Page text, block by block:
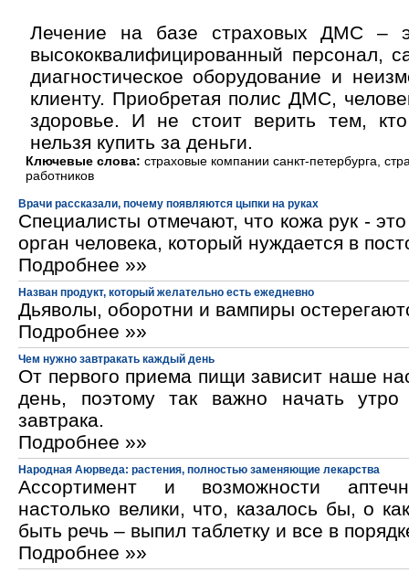
Лечение на базе страховых ДМС –
высококвалифицированный персонал,
диагностическое оборудование и
клиенту. Приобретая полис ДМС,
здоровье. И не стоит верить тем,
нельзя купить за деньги.
Ключевые слова: страховые компании санкт-петербурга,
работников
Врачи рассказали, почему появляются цыпки на руках
Специалисты отмечают, что кожа рук -
орган человека, который нуждается в
Подробнее »»
Назван продукт, который желательно есть ежедневно
Дьяволы, оборотни и вампиры
Подробнее »»
Чем нужно завтракать каждый день
От первого приема пищи зависит наше
день, поэтому так важно начать утро
завтрака.
Подробнее »»
Народная Аюрведа: растения, полностью заменяющие лекарства
Ассортимент и возможности
настолько велики, что, казалось бы, о
быть речь – выпил таблетку и все в
Подробнее »»